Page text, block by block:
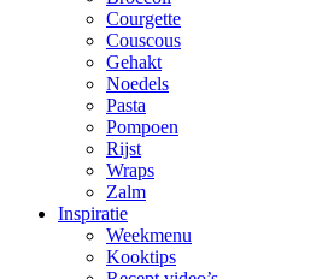
Courgette
Couscous
Gehakt
Noedels
Pasta
Pompoen
Rijst
Wraps
Zalm
Inspiratie
Weekmenu
Kooktips